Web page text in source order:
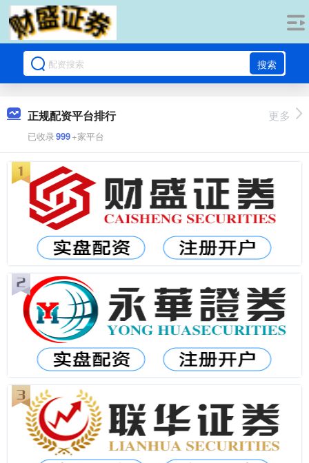
搜索
正规配资平台排行
已收录999+家平台
更多